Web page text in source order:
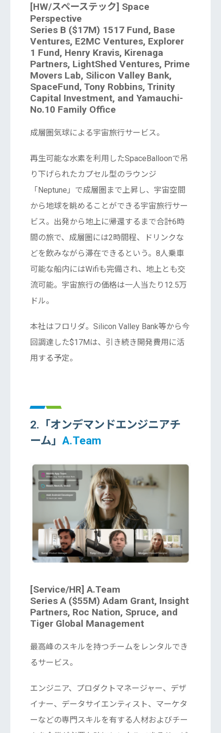
[HW/スペーステック] Space
Perspective
Series B ($17M) 1517 Fund, Base
Ventures, E2MC Ventures, Explorer
1 Fund, Henry Kravis, Kirenaga
Partners, LightShed Ventures, Prime
Movers Lab, Silicon Valley Bank,
SpaceFund, Tony Robbins, Trinity
Capital Investment, and Yamauchi-
No.10 Family Office
成層圏気球による宇宙旅行サービス。
再生可能な水素を利用したSpaceBalloonで吊
り下げられたカプセル型のラウンジ
「Neptune」で成層圏まで上昇し、宇宙空間
から地球を眺めることができる宇宙旅行サー
ビス。出発から地上に帰還するまで合計6時
間の旅で、成層圏には2時間程、ドリンクな
どを飲みながら滞在できるという。8人乗車
可能な船内にはWifiも完備され、地上とも交
流可能。宇宙旅行の価格は一人当たり12.5万
ドル。
本社はフロリダ。Silicon Valley Bank等から今
回調達した$17Mは、引き続き開発費用に活
用する予定。
2.「オンデマンドエンジニアチ
ーム」 A.Team
[Service/HR] A.Team
Series A ($55M) Adam Grant, Insight
Partners, Roc Nation, Spruce, and
Tiger Global Management
最高峰のスキルを持つチームをレンタルでき
るサービス。
エンジニア、プロダクトマネージャー、デザ
イナー、データサイエンティスト、マーケタ
ーなどの専門スキルを有する人材およびチー